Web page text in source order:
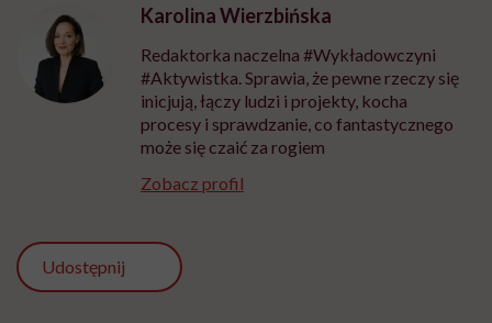
Karolina Wierzbińska
Redaktorka naczelna #Wykładowczyni
#Aktywistka. Sprawia, że pewne rzeczy się
inicjują, łączy ludzi i projekty, kocha
procesy i sprawdzanie, co fantastycznego
może się czaić za rogiem
Zobacz profil
Udostępnij